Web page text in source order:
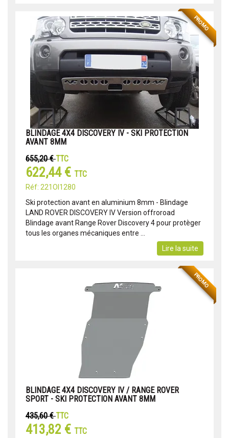
PROMO
BLINDAGE 4X4 DISCOVERY IV - SKI PROTECTION
AVANT 8MM
655,20 €TTC
622,44 € TTC
Réf: 221OI1280
Ski protection avant en aluminium 8mm - Blindage
LAND ROVER DISCOVERY IV Version offroroad
Blindage avant Range Rover Discovery 4 pour protèger
tous les organes mécaniques entre ...
Lire la suite
PROMO
BLINDAGE 4X4 DISCOVERY IV / RANGE ROVER
SPORT - SKI PROTECTION AVANT 8MM
435,60 €TTC
413,82 € TTC